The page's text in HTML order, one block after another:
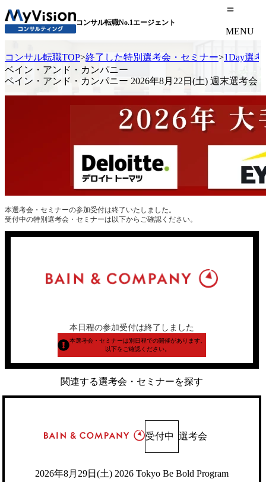
コンサル転職No.1エージェント
MENU
コンサル転職TOP>終了した特別選考会・セミナー>1Day選考
ベイン・アンド・カンパニー
ベイン・アンド・カンパニー 2026年8月22日(土) 週末選考会
本選考会・セミナーの参加受付は終了いたしました。
受付中の特別選考会・セミナーは以下からご確認ください。
本日程の参加受付は終了しました
本選考会・セミナーは別日程での開催があります。
以下をご確認ください。
関連する選考会・セミナーを探す
受付中 選考会
2026年8月29日(土) 2026 Tokyo Be Bold Program